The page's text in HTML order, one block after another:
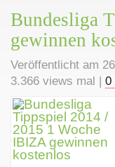
Bundesliga
gewinnen
Veröffentlicht am
3.366 views mal | 0